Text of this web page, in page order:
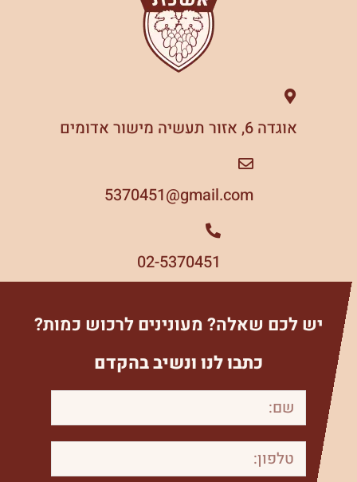
אוגדה 6, אזור תעשיה מישור אדומים
5370451 gmail.com@
02-5370451
יש לכם שאלה? מעונינים לרכוש כמות?
כתבו לנו ונשיב בהקדם